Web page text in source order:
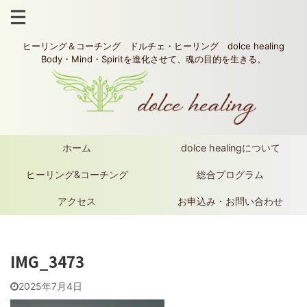
ヒーリング＆コーチング ドルチェ・ヒーリング dolce healing
Body・Mind・Spiritを進化させて、魂の目的を生きる。
ホーム dolce healingについて
ヒーリング&コーチング 総合プログラム
アクセス お申込み・お問い合わせ
IMG_3473
2025年7月4日